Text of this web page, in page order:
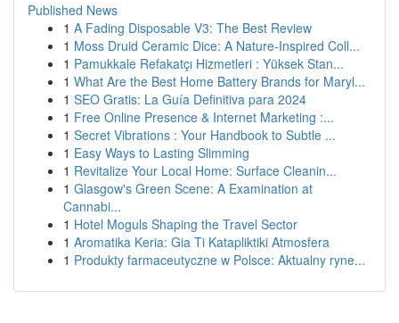
Published News
1 A Fading Disposable V3: The Best Review
1 Moss Druid Ceramic Dice: A Nature-Inspired Coll...
1 Pamukkale Refakatçı Hizmetleri : Yüksek Stan...
1 What Are the Best Home Battery Brands for Maryl...
1 SEO Gratis: La Guía Definitiva para 2024
1 Free Online Presence & Internet Marketing :...
1 Secret Vibrations : Your Handbook to Subtle ...
1 Easy Ways to Lasting Slimming
1 Revitalize Your Local Home: Surface Cleanin...
1 Glasgow's Green Scene: A Examination at
Cannabi...
1 Hotel Moguls Shaping the Travel Sector
1 Aromatika Keria: Gia Ti Katapliktiki Atmosfera
1 Produkty farmaceutyczne w Polsce: Aktualny ryne...